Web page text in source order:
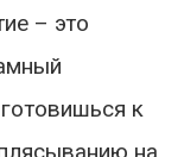
– это
к